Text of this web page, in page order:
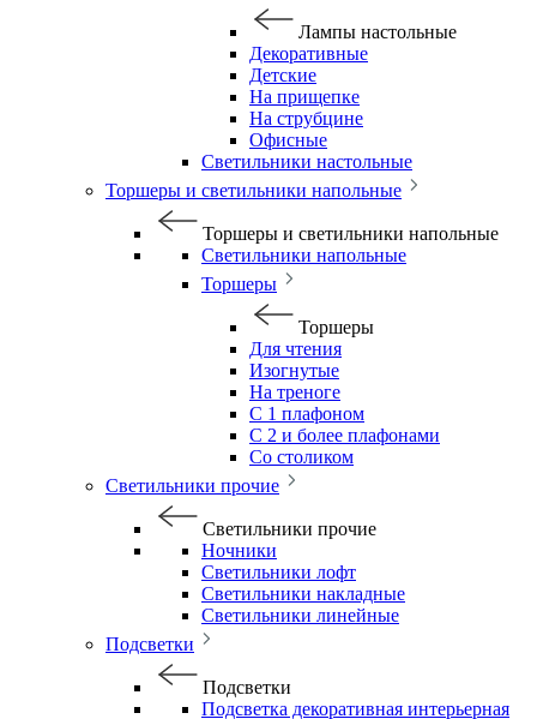
Лампы настольные
Декоративные
Детские
На прищепке
На струбцине
Офисные
Светильники настольные
Торшеры и светильники напольные
Торшеры и светильники напольные
Светильники напольные
Торшеры
Торшеры
Для чтения
Изогнутые
На треноге
С 1 плафоном
С 2 и более плафонами
Со столиком
Светильники прочие
Светильники прочие
Ночники
Светильники лофт
Светильники накладные
Светильники линейные
Подсветки
Подсветки
Подсветка декоративная интерьерная